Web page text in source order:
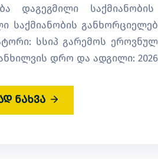
დაგეგმილი
საქმიანობის
სსიპ გარემოს
დრო და ადგილი: 2026
ნახვა